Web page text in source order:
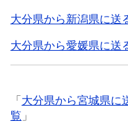
大分県から新潟県に送
大分県から愛媛県に送
「 大分県から宮城県に
覧 」